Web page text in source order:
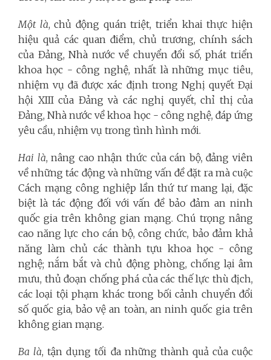
Một là, chủ động quán triệt, triển khai thực hiện
hiệu quả các quan điểm, chủ trương, chính sách
của Đảng, Nhà nước về chuyển đổi số, phát triển
khoa học - công nghệ, nhất là những mục tiêu,
nhiệm vụ đã được xác định trong Nghị quyết Đại
hội XIII của Đảng và các nghị quyết, chỉ thị của
Đảng, Nhà nước về khoa học - công nghệ, đáp ứng
yêu cầu, nhiệm vụ trong tình hình mới.
Hai là, nâng cao nhận thức của cán bộ, đảng viên
về những tác động và những vấn đề đặt ra mà cuộc
Cách mạng công nghiệp lần thứ tư mang lại, đặc
biệt là tác động đối với vấn đề bảo đảm an ninh
quốc gia trên không gian mạng. Chú trọng nâng
cao năng lực cho cán bộ, công chức, bảo đảm khả
năng làm chủ các thành tựu khoa học - công
nghệ; nắm bắt và chủ động phòng, chống lại âm
mưu, thủ đoạn chống phá của các thế lực thù địch,
các loại tội phạm khác trong bối cảnh chuyển đổi
số quốc gia, bảo vệ an toàn, an ninh quốc gia trên
không gian mạng.
Ba là, tận dụng tối đa những thành quả của cuộc